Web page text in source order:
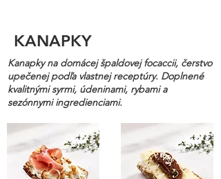
KANAPKY
Kanapky na domácej špaldovej focaccii, čerstvo
upečenej podľa vlastnej receptúry. Doplnené
kvalitnými syrmi, údeninami, rybami a
sezónnymi ingredienciami.